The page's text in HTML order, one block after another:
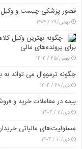
قصور پزشکی چیست و وکیل
بهمن/۲۹ / ۱۴۰۴
چگونه بهترین وکیل
برای پرونده‌های مالی
بهمن/۲۵ / ۱۴۰۴
چگونه ترمووال می تواند
دی/۲۸ / ۱۴۰۴
بیمه در معاملات خرید و
دی/۱۱ / ۱۴۰۴
مسئولیت‌های مالیاتی
دی/۱۰ / ۱۴۰۴